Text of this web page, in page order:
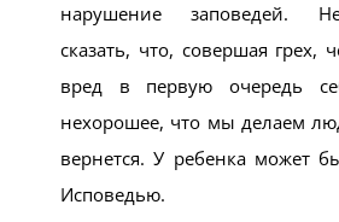
нарушение заповедей.
сказать, что, совершая грех,
вред в первую очередь
нехорошее, что мы делаем
вернется. У ребенка может
Исповедью.